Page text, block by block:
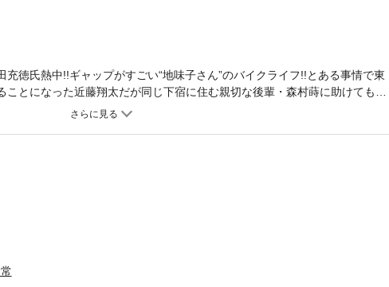
徳氏熱中!!ギャップがすごい“地味子さん”のバイクライフ!!とある事情で東
とになった近藤翔太だが同じ下宿に住む親切な後輩・森村蒔に助けてもら
ちょっと抜けたところはあるが、かわいくて優しい“地味子”な森村だが趣味で